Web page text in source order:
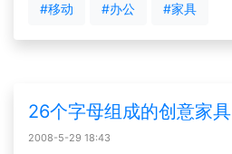
#移动 #办公 #家具
26个字母组成的创意家具
2008-5-29 18:43